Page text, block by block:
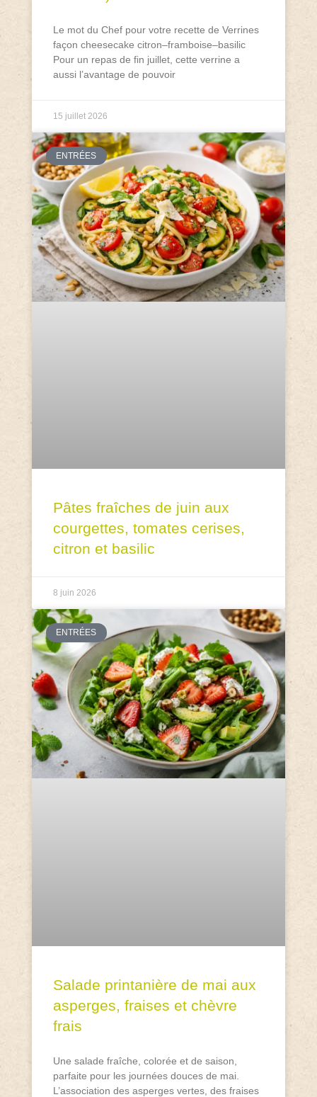
Le mot du Chef pour votre recette de Verrines
façon cheesecake citron–framboise–basilic
Pour un repas de fin juillet, cette verrine a
aussi l’avantage de pouvoir
15 juillet 2026
ENTRÉES
Pâtes fraîches de juin aux
courgettes, tomates cerises,
citron et basilic
8 juin 2026
ENTRÉES
Salade printanière de mai aux
asperges, fraises et chèvre
frais
Une salade fraîche, colorée et de saison,
parfaite pour les journées douces de mai.
L’association des asperges vertes, des fraises